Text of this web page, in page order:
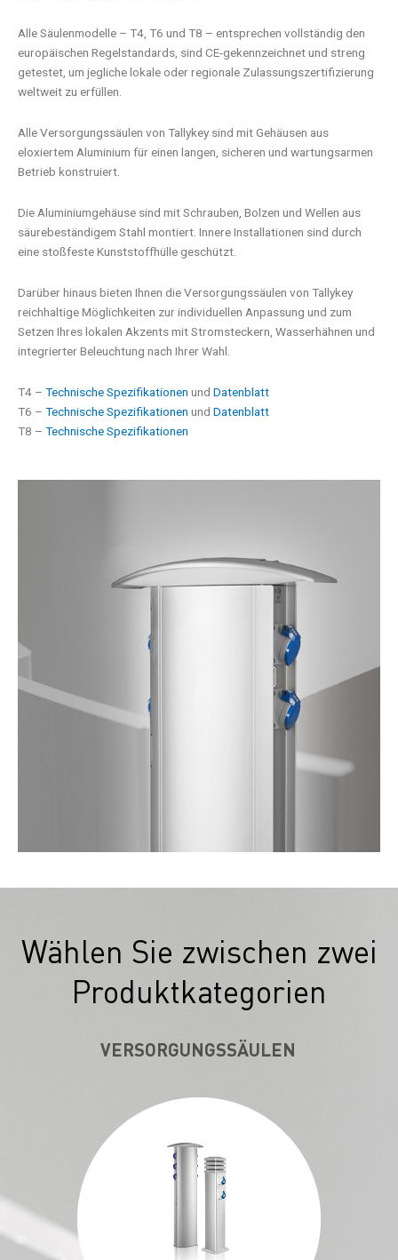
Alle Säulenmodelle – T4, T6 und T8 – entsprechen vollständig den
europäischen Regelstandards, sind CE-gekennzeichnet und streng
getestet, um jegliche lokale oder regionale Zulassungszertifizierung
weltweit zu erfüllen.
Alle Versorgungssäulen von Tallykey sind mit Gehäusen aus
eloxiertem Aluminium für einen langen, sicheren und wartungsarmen
Betrieb konstruiert.
Die Aluminiumgehäuse sind mit Schrauben, Bolzen und Wellen aus
säurebeständigem Stahl montiert. Innere Installationen sind durch
eine stoßfeste Kunststoffhülle geschützt.
Darüber hinaus bieten Ihnen die Versorgungssäulen von Tallykey
reichhaltige Möglichkeiten zur individuellen Anpassung und zum
Setzen Ihres lokalen Akzents mit Stromsteckern, Wasserhähnen und
integrierter Beleuchtung nach Ihrer Wahl.
T4 – Technische Spezifikationen und Datenblatt
T6 – Technische Spezifikationen und Datenblatt
T8 – Technische Spezifikationen
Wählen Sie zwischen zwei
Produktkategorien
VERSORGUNGSSÄULEN